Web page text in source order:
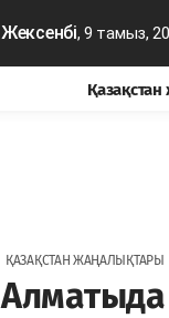
Жексенбі, 9 тамыз,
ҚАЗАҚСТАН ЖАҢАЛЫҚТАРЫ
Алматыда